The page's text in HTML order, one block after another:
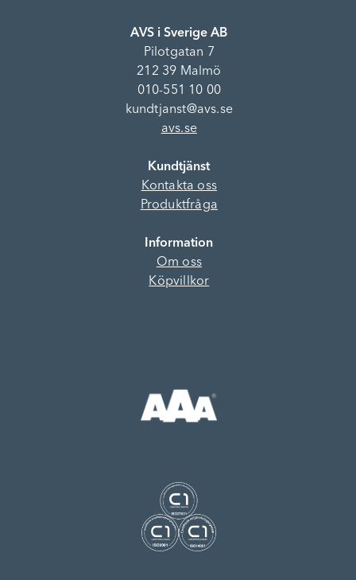
AVS i Sverige AB
Pilotgatan 7
212 39 Malmö
010-551 10 00
kundtjanst@avs.se
avs.se
Kundtjänst
Kontakta oss
Produktfråga
Information
Om oss
Köpvillkor